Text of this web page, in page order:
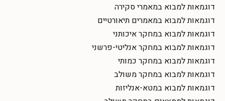
דוגמאות למבוא במאמרי סקירה
דוגמאות למבוא במאמרים תיאורטיים
דוגמאות למבוא במחקר איכותני
דוגמאות למבוא במחקר אנליטי-פרשני
דוגמאות למבוא במחקר כמותי
דוגמאות למבוא במחקר משולב
דוגמאות למבוא במטא-אנליזות